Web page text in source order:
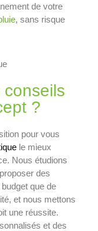
de votre
, sans risque
?
pour vous
le mieux
Nous étudions
des
que de
et nous mettons
une réussite.
et des